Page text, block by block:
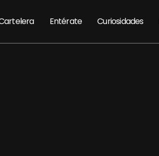
Entérate Curiosidades